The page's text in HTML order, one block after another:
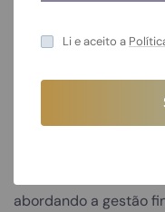
Conclusão
CRN-Contabilidade
contabilidade, no que
empresariais, ou
financeiros é um
abordando a gestão
Li e aceito a